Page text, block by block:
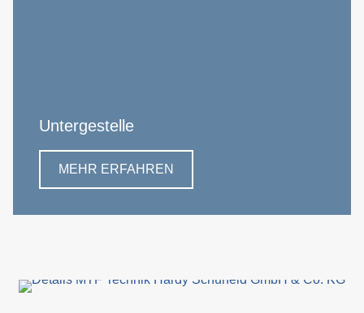
Untergestelle
MEHR ERFAHREN